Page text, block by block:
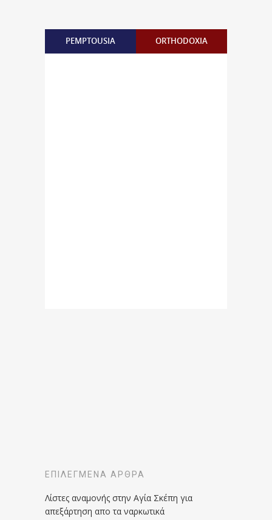
PEMPTOUSIA ORTHODOXIA
ΕΠΙΛΕΓΜΈΝΑ ΆΡΘΡΑ
Λίστες αναμονής στην Αγία Σκέπη για
απεξάρτηση απο τα ναρκωτικά